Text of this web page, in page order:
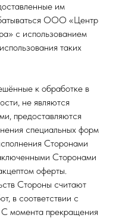
им
ООО «Центр
с использованием
таких
к обработке в
не являются
предоставляются
специальных форм
Сторонами
Сторонами
оферты.
Стороны считают
в соответствии с
момента прекращения